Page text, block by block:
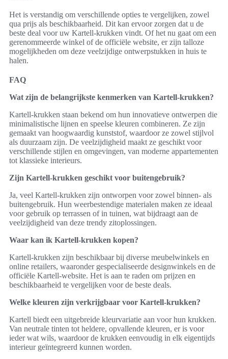
Het is verstandig om verschillende opties te vergelijken, zowel
qua prijs als beschikbaarheid. Dit kan ervoor zorgen dat u de
beste deal voor uw Kartell-krukken vindt. Of het nu gaat om een
gerenommeerde winkel of de officiële website, er zijn talloze
mogelijkheden om deze veelzijdige ontwerpstukken in huis te
halen.
FAQ
Wat zijn de belangrijkste kenmerken van Kartell-krukken?
Kartell-krukken staan bekend om hun innovatieve ontwerpen die
minimalistische lijnen en speelse kleuren combineren. Ze zijn
gemaakt van hoogwaardig kunststof, waardoor ze zowel stijlvol
als duurzaam zijn. De veelzijdigheid maakt ze geschikt voor
verschillende stijlen en omgevingen, van moderne appartementen
tot klassieke interieurs.
Zijn Kartell-krukken geschikt voor buitengebruik?
Ja, veel Kartell-krukken zijn ontworpen voor zowel binnen- als
buitengebruik. Hun weerbestendige materialen maken ze ideaal
voor gebruik op terrassen of in tuinen, wat bijdraagt aan de
veelzijdigheid van deze trendy zitoplossingen.
Waar kan ik Kartell-krukken kopen?
Kartell-krukken zijn beschikbaar bij diverse meubelwinkels en
online retailers, waaronder gespecialiseerde designwinkels en de
officiële Kartell-website. Het is aan te raden om prijzen en
beschikbaarheid te vergelijken voor de beste deals.
Welke kleuren zijn verkrijgbaar voor Kartell-krukken?
Kartell biedt een uitgebreide kleurvariatie aan voor hun krukken.
Van neutrale tinten tot heldere, opvallende kleuren, er is voor
ieder wat wils, waardoor de krukken eenvoudig in elk eigentijds
interieur geïntegreerd kunnen worden.